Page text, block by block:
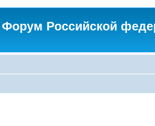
Форум Российской